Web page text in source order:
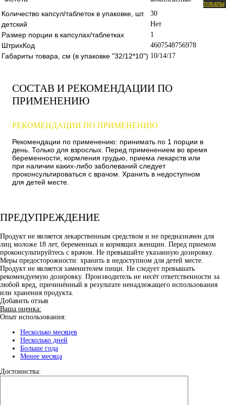
товары
Количество капсул/таблеток в упаковке, шт. 30
детский Нет
Размер порции в капсулах/таблетках 1
ШтрихКод 4607548756978
Габариты товара, см (в упаковке "32/12*10") 10/14/17
СОСТАВ И РЕКОМЕНДАЦИИ ПО
ПРИМЕНЕНИЮ
РЕКОМЕНДАЦИИ ПО ПРИМЕНЕНИЮ
Рекомендации по применению: принимать по 1 порции в
день. Только для взрослых. Перед применением во время
беременности, кормления грудью, приема лекарств или
при наличии каких-либо заболеваний следует
проконсультироваться с врачом. Хранить в недоступном
для детей месте.
ПРЕДУПРЕЖДЕНИЕ
Продукт не является лекарственным средством и не предназначен для
лиц моложе 18 лет, беременных и кормящих женщин. Перед приемом
проконсультируйтесь с врачом. Не превышайте указанную дозировку.
Меры предосторожности: хранить в недоступном для детей месте.
Продукт не является заменителем пищи. Не следует превышать
рекомендуемую дозировку. Производитель не несёт ответственности за
любой вред, причинённый в результате ненадлежащего использования
или хранения продукта.
Добавить отзыв
Ваша оценка:
Опыт использования:
Несколько месяцев
Несколько дней
Больше года
Менее месяца
Достоинства: